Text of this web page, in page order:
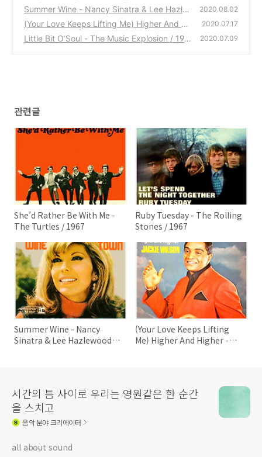
(0)
Summer Wine - Nancy Sinatra & Lee Hazle
wood / 1967
(0)
2020.08.02
(Your Love Keeps Lifting Me) Higher And Hi
gher - Jackie Wilson / 1967
(0)
2020.07.17
Little Bit O’Soul - The Music Explosion / 196
2020.07.09
관련글
She’d Rather Be With Me -
The Turtles / 1967
Ruby Tuesday - The Rolling
Stones / 1967
Summer Wine - Nancy
Sinatra & Lee Hazlewood /
(Your Love Keeps Lifting
Me) Higher And Higher -
시간의 틈 사이로 우리는 영원같은 한 순간
을 스치고
음악분야 크리에이터
all about sound